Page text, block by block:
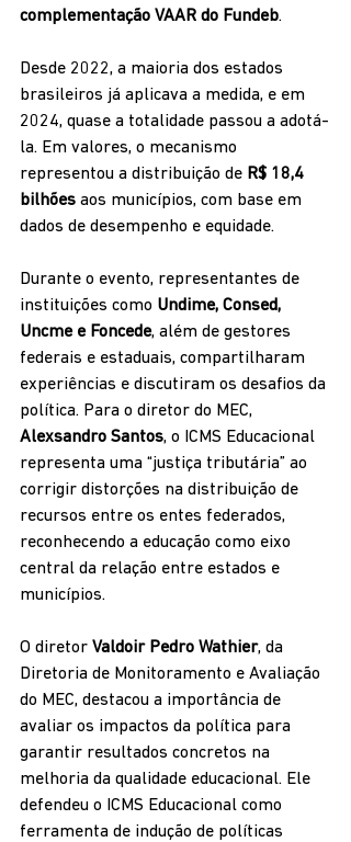
complementação VAAR do Fundeb.
Desde 2022, a maioria dos estados
brasileiros já aplicava a medida, e em
2024, quase a totalidade passou a adotá-
la. Em valores, o mecanismo
representou a distribuição de R$ 18,4
bilhões aos municípios, com base em
dados de desempenho e equidade.
Durante o evento, representantes de
instituições como Undime, Consed,
Uncme e Foncede, além de gestores
federais e estaduais, compartilharam
experiências e discutiram os desafios da
política. Para o diretor do MEC,
Alexsandro Santos, o ICMS Educacional
representa uma “justiça tributária” ao
corrigir distorções na distribuição de
recursos entre os entes federados,
reconhecendo a educação como eixo
central da relação entre estados e
municípios.
O diretor Valdoir Pedro Wathier, da
Diretoria de Monitoramento e Avaliação
do MEC, destacou a importância de
avaliar os impactos da política para
garantir resultados concretos na
melhoria da qualidade educacional. Ele
defendeu o ICMS Educacional como
ferramenta de indução de políticas